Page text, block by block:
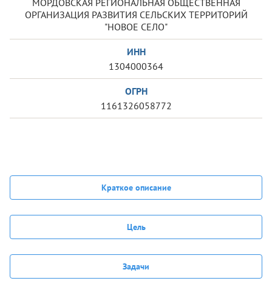
МОРДОВСКАЯ РЕГИОНАЛЬНАЯ ОБЩЕСТВЕННАЯ
ОРГАНИЗАЦИЯ РАЗВИТИЯ СЕЛЬСКИХ ТЕРРИТОРИЙ
"НОВОЕ СЕЛО"
ИНН
1304000364
ОГРН
1161326058772
Краткое описание
Цель
Задачи